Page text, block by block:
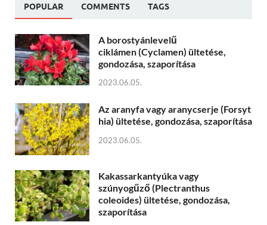
POPULAR COMMENTS TAGS
A borostyánlevelű
ciklámen (Cyclamen) ültetése,
gondozása, szaporítása
2023.06.05.
Az aranyfa vagy aranycserje (Forsyt
hia) ültetése, gondozása, szaporítása
2023.06.05.
Kakassarkantyúka vagy
szúnyogűző (Plectranthus
coleoides) ültetése, gondozása,
szaporítása